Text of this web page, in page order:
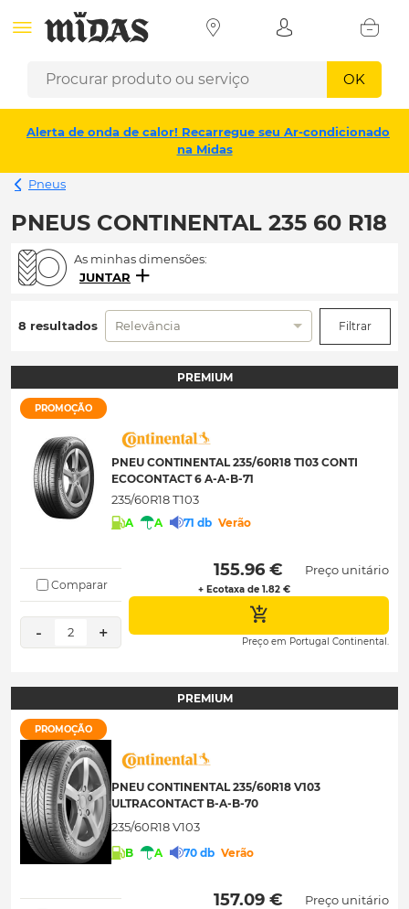
OK
Alerta de onda de calor! Recarregue seu Ar-condicionado
na Midas
Pneus
PNEUS CONTINENTAL 235 60 R18
As minhas dimensões:
JUNTAR
8 resultados Relevância Filtrar
PREMIUM
PROMOÇÃO
PNEU CONTINENTAL 235/60R18 T103 CONTI
ECOCONTACT 6 A-A-B-71
235/60R18 T103
A A 71 db Verão
Comparar
- 2 +
155.96 €
+ Ecotaxa de 1.82 €
Preço unitário
Preço em Portugal Continental.
PREMIUM
PROMOÇÃO
PNEU CONTINENTAL 235/60R18 V103
ULTRACONTACT B-A-B-70
235/60R18 V103
B A 70 db Verão
157.09 € Preço unitário